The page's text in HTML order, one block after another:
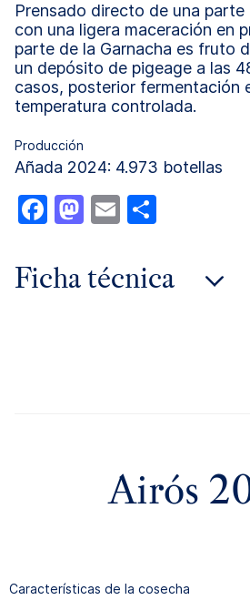
Prensado directo de una parte
con una ligera maceración en
parte de la Garnacha es fruto
un depósito de pigeage a las
casos, posterior fermentación
temperatura controlada.
Producción
Añada 2024: 4.973 botellas
Facebook
Mastodon
Email
Ficha técnica
Airós
Características de la cosecha